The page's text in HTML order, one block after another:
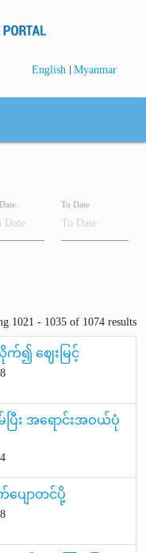
English | Myanmar
To Date
1021 - 1035 of 1074 results
၍ ဈေးမြင့်
ပြီး အရောင်းအဝယ်ပုံ
ျောတင်ပို့